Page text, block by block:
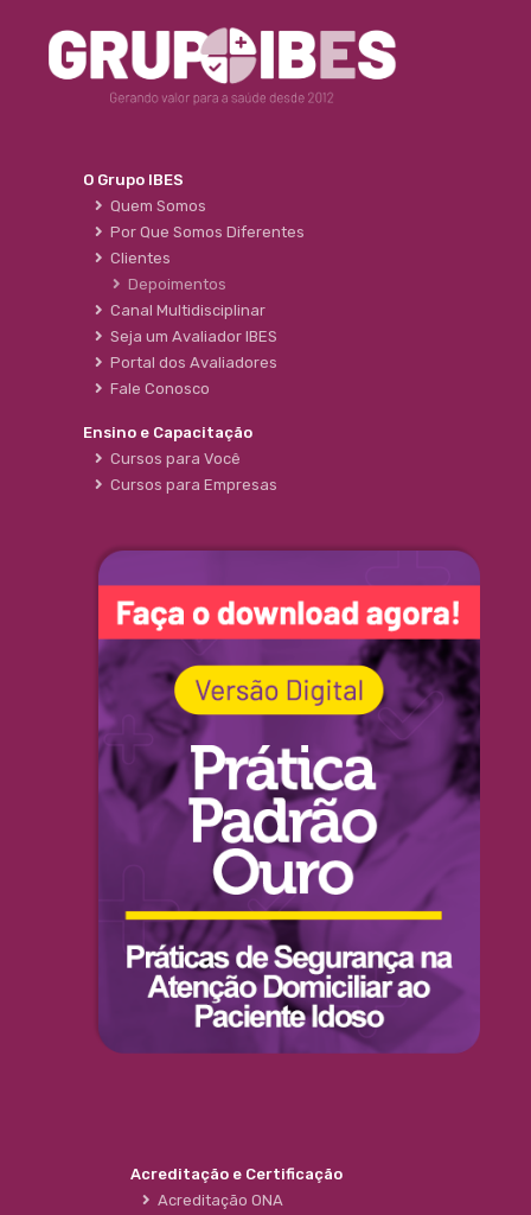
O Grupo IBES
Quem Somos
Por Que Somos Diferentes
Clientes
Depoimentos
Canal Multidisciplinar
Seja um Avaliador IBES
Portal dos Avaliadores
Fale Conosco
Ensino e Capacitação
Cursos para Você
Cursos para Empresas
Acreditação e Certificação
Acreditação ONA